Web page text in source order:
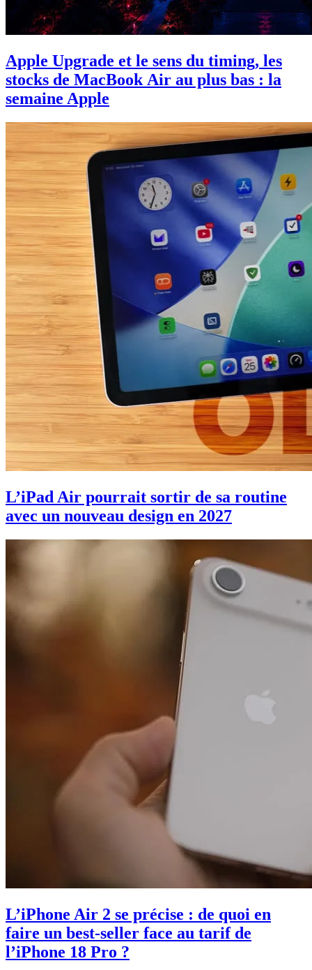
Apple Upgrade et le sens du timing, les
stocks de MacBook Air au plus bas : la
semaine Apple
L’iPad Air pourrait sortir de sa routine
avec un nouveau design en 2027
L’iPhone Air 2 se précise : de quoi en
faire un best-seller face au tarif de
l’iPhone 18 Pro ?